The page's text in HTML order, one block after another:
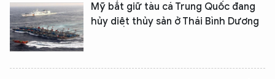
Mỹ bắt giữ tàu cá Trung Quốc đang
hủy diệt thủy sản ở Thái Bình Dương